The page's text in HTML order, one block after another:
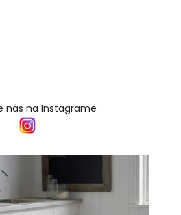
nás na Instagrame